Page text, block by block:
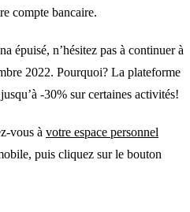
compte bancaire.
épuisé, n’hésitez pas à continuer à
2022. Pourquoi? La plateforme
-30% sur certaines activités!
vous à votre espace personnel
puis cliquez sur le bouton